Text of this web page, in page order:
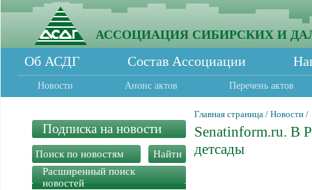
АССОЦИАЦИЯ СИБИРСКИХ И
Об АСДГ Состав Ассоциации
Новости Анонс актов Перечень актов
Подписка на новости
Расширенный поиск
новостей
Главная страница / Новости /
Senatinform.ru. В
детсады